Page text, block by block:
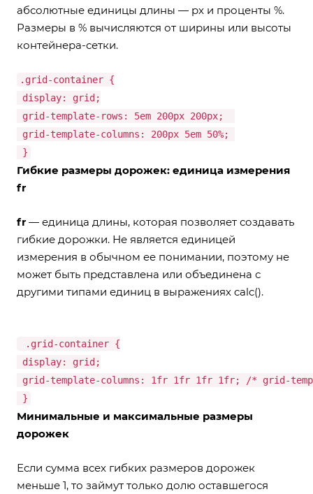
абсолютные единицы длины — px и проценты %.
Размеры в % вычисляются от ширины или высоты
контейнера-сетки.
.grid-container {
display: grid;
grid-template-rows: 5em 200px 200px;
grid-template-columns: 200px 5em 50%;
}
Гибкие размеры дорожек: единица измерения
fr
fr — единица длины, которая позволяет создавать
гибкие дорожки. Не является единицей
измерения в обычном ее понимании, поэтому не
может быть представлена или объединена с
другими типами единиц в выражениях calc().
.grid-container {
display: grid;
grid-template-columns: 1fr 1fr 1fr 1fr; /* grid-
}
Минимальные и максимальные размеры
дорожек
Если сумма всех гибких размеров дорожек
меньше 1, то займут только долю оставшегося